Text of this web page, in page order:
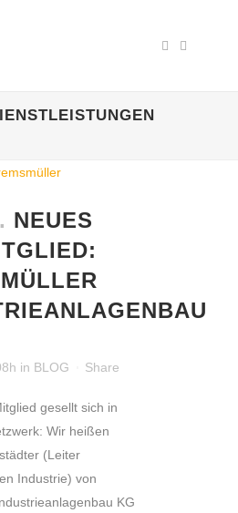
NEUES
in BLOG Share
gesellt sich in
Wir heißen
(Leiter
Industrie) von
KG